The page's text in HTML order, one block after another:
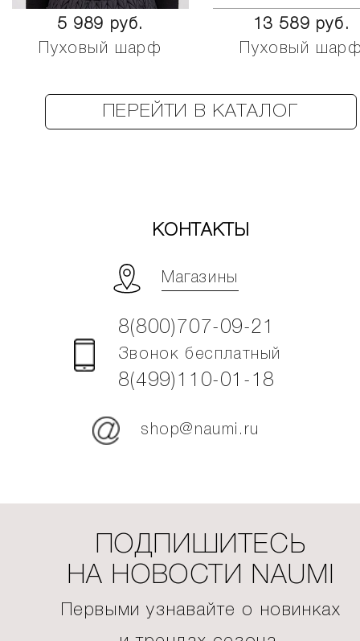
5 989 руб.
Пуховый шарф
13 589 руб.
Пуховый
ПЕРЕЙТИ В КАТАЛОГ
КОНТАКТЫ
Магазины
8(800)707-09-21
Звонок бесплатный
8(499)110-01-18
shop@naumi.ru
ПОДПИШИТЕСЬ
НА НОВОСТИ NAUMI
Первыми узнавайте о новинках